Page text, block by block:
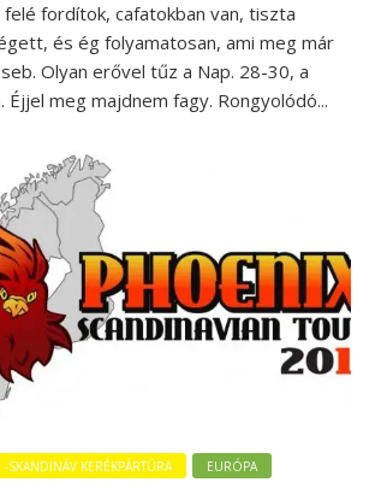
fordítok, cafatokban van, tiszta
és ég folyamatosan, ami meg már
Olyan erővel tűz a Nap. 28-30, a
Éjjel meg majdnem fagy. Rongyolódó...
-SKANDINÁV KERÉKPÁRTÚRA EURÓPA